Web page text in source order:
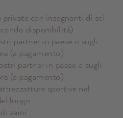
con insegnanti di sci
disponibilità)
partner in paese o sugli
(a pagamento)
partner in paese o sugli
(a pagamento)
sportive nel
luogo
zaini